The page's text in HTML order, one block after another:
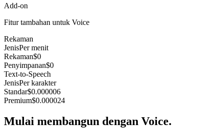
Add-on
Fitur tambahan untuk Voice
Rekaman
JenisPer menit
Rekaman$0
Penyimpanan$0
Text-to-Speech
JenisPer karakter
Standar$0.000006
Premium$0.000024
Mulai membangun dengan Voice.